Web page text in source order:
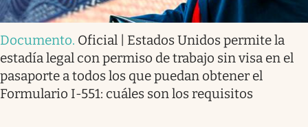
Documento. Oficial | Estados Unidos permite la
estadía legal con permiso de trabajo sin visa en el
pasaporte a todos los que puedan obtener el
Formulario I-551: cuáles son los requisitos